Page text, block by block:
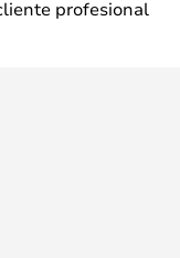
profesional